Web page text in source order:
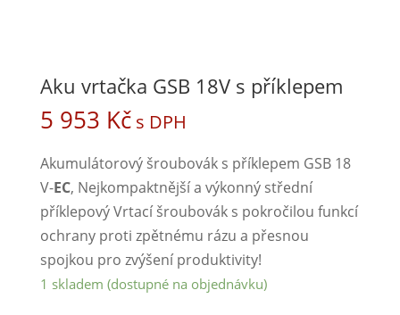
Aku vrtačka GSB 18V s příklepem
5 953 Kč s DPH
Akumulátorový šroubovák s příklepem GSB 18
V-EC, Nejkompaktnější a výkonný střední
příklepový Vrtací šroubovák s pokročilou funkcí
ochrany proti zpětnému rázu a přesnou
spojkou pro zvýšení produktivity!
1 skladem (dostupné na objednávku)